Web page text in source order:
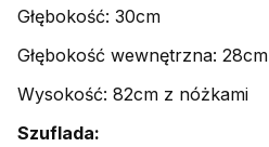
Głębokość: 30cm
Głębokość wewnętrzna: 28cm
Wysokość: 82cm z nóżkami
Szuflada: